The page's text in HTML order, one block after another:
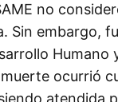
no
Sin embargo,
Humano
ocurrió
atendida